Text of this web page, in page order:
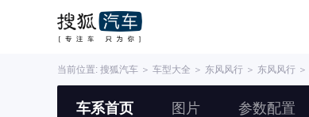
当前位置: 搜狐汽车 ＞ 车型大全 ＞ 东风风行 ＞ 东风风行 ＞
车系首页 图片 参数配置